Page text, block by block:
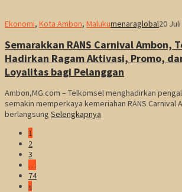
Ekonomi, Kota Ambon, Malukumenaraglobal20
Semarakkan RANS Carnival Ambon,
Hadirkan Ragam Aktivasi, Promo,
Loyalitas bagi Pelanggan
Ambon,MG.com – Telkomsel menghadirkan
semakin memperkaya kemeriahan RANS Carnival
berlangsung Selengkapnya
1
2
3
…
74
»